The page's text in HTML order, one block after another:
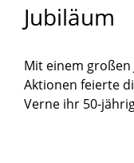
Jubiläum
Mit einem
Aktionen feierte
Verne ihr 50-